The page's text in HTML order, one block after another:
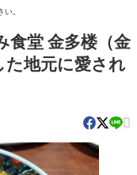
。
食堂 金多楼（金
た地元に愛され
